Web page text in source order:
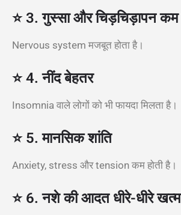
⭐ 3. गुस्सा और चिड़चिड़ापन कम
Nervous system मजबूत होता है।
⭐ 4. नींद बेहतर
Insomnia वाले लोगों को भी फायदा मिलता है।
⭐ 5. मानसिक शांति
Anxiety, stress और tension कम होती है।
⭐ 6. नशे की आदत धीरे-धीरे खत्म